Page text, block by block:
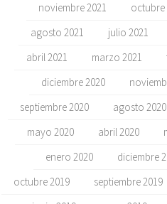
noviembre 2021
octubre
agosto 2021
julio 2021
abril 2021
marzo 2021
diciembre 2020
septiembre 2020
agosto 2020
mayo 2020
abril 2020
enero 2020
diciembre
octubre 2019
septiembre 2019